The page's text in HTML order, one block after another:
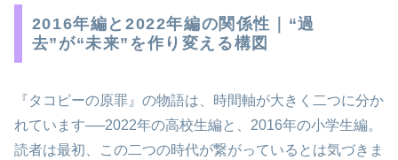
2016年編と2022年編の関係性｜“過
去”が“未来”を作り変える構図
『タコピーの原罪』の物語は、時間軸が大きく二つに分か
れています──2022年の高校生編と、2016年の小学生編。
読者は最初、この二つの時代が繋がっているとは気づきま